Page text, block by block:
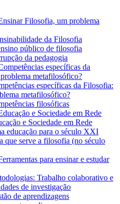
Filosofia, um problema
da Filosofia
público de filosofia
da pedagogia
específicas da
metafilosófico?
específicas da Filosofia:
metafilosófico?
filosóficas
e Sociedade em Rede
e Sociedade em Rede
educação para o século XXI
que serve a filosofia (no século
para ensinar e estudar
Trabalho colaborativo e
de investigação
de aprendizagens